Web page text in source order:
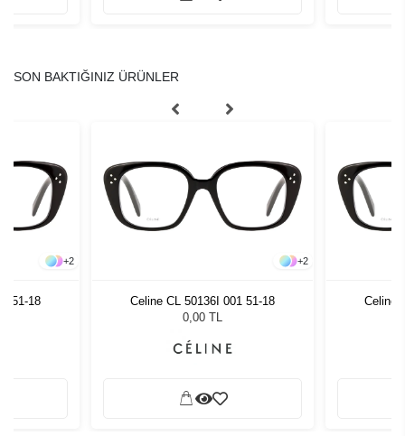
SON BAKTIĞINIZ ÜRÜNLER
+2
51-18
+2
Celine CL 50136I 001 51-18
0,00 TL
Celine